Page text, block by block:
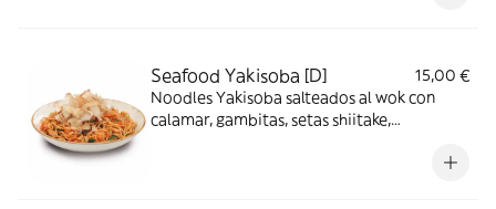
Seafood Yakisoba [D]
15,00 €
Noodles Yakisoba salteados al wok con
calamar, gambitas, setas shiitake,